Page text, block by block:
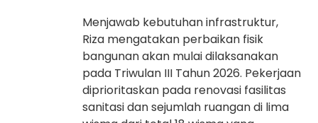
Menjawab kebutuhan infrastruktur,
Riza mengatakan perbaikan fisik
bangunan akan mulai dilaksanakan
pada Triwulan III Tahun 2026. Pekerjaan
diprioritaskan pada renovasi fasilitas
sanitasi dan sejumlah ruangan di lima